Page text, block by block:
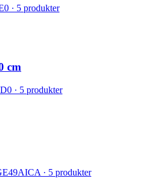
· 5 produkter
cm
· 5 produkter
· 5 produkter